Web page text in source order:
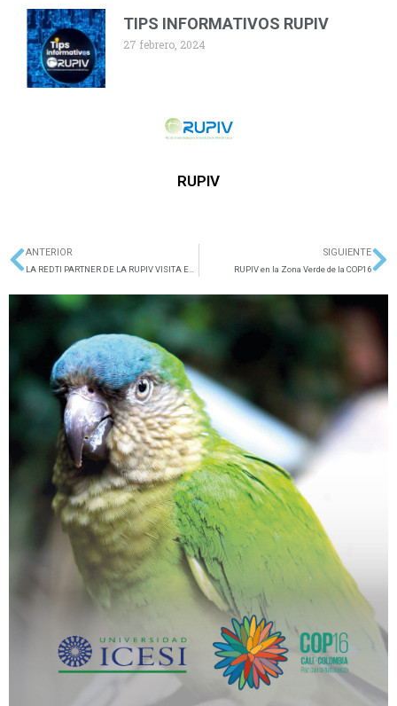
RUPIV
TIPS INFORMATIVOS RUPIV
27 febrero, 2024
Ant
ANTERIOR
LA REDTI PARTNER DE LA RUPIV VISITA EL ECOSISTEMA DE CTI REGIONAL
SIGUIENTE
RUPIV en la Zona Verde de la COP16